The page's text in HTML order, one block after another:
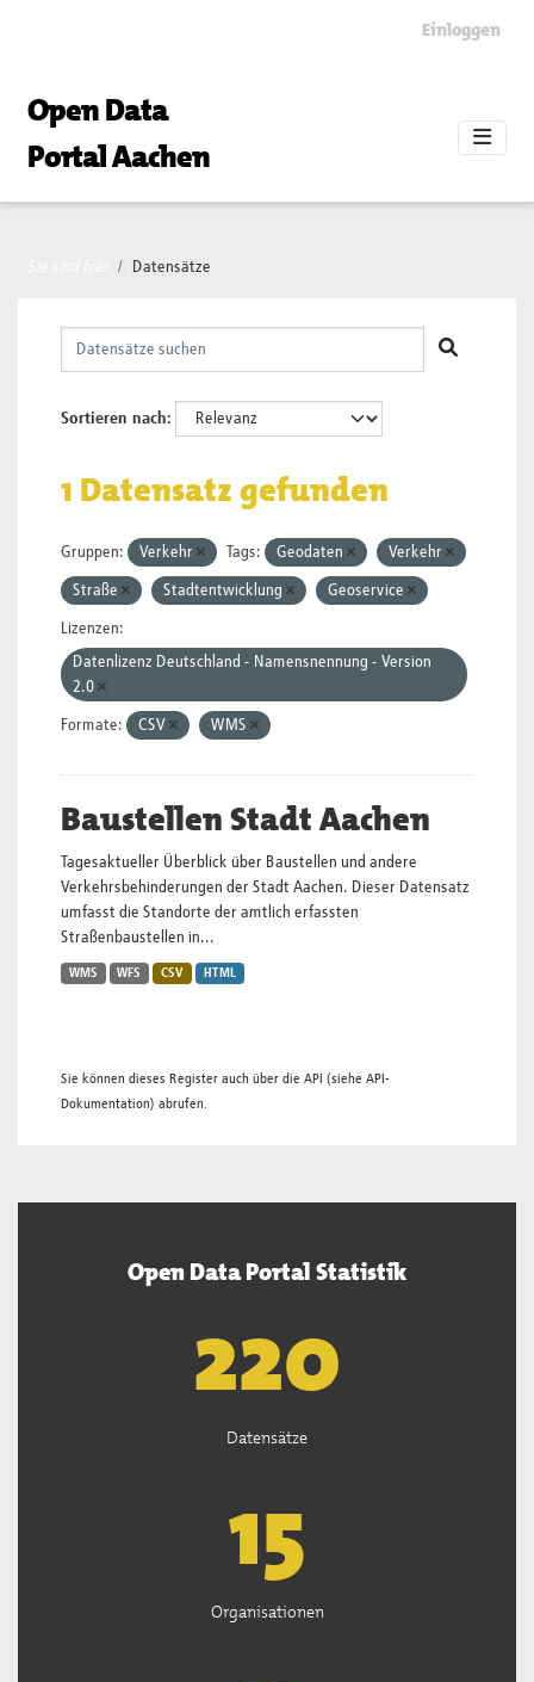
Einloggen
Open Data
Portal Aachen
Datensätze
Sortieren nach
1 Datensatz gefunden
Gruppen: Verkehr Tags: Geodaten Verkehr
Straße Stadtentwicklung Geoservice
Lizenzen:
Datenlizenz Deutschland - Namensnennung - Version
2.0
Formate: CSV WMS
Baustellen Stadt Aachen
Tagesaktueller Überblick über Baustellen und andere
Verkehrsbehinderungen der Stadt Aachen. Dieser Datensatz
umfasst die Standorte der amtlich erfassten
Straßenbaustellen in...
WMS WFS CSV HTML
Sie können dieses Register auch über die API (siehe API-
Dokumentation) abrufen.
Open Data Portal Statistik
221
Datensätze
15
Organisationen